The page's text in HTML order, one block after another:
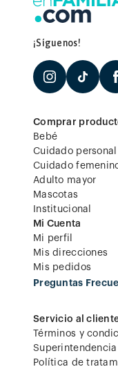
¡Síguenos!
Comprar
Bebé
Cuidado personal
Cuidado
Adulto mayor
Mascotas
Institucional
Mi Cuenta
Mi perfil
Mis direcciones
Mis pedidos
Preguntas
Servicio al
Términos y
Política de